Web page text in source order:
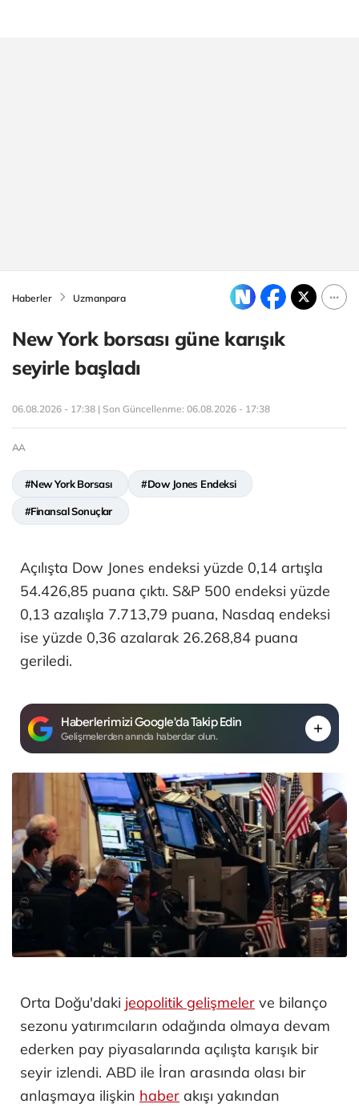
Haberler Uzmanpara
New York borsası güne karışık
seyirle başladı
06.08.2026 - 17:38 | Son Güncellenme: 06.08.2026 - 17:38
AA
#New York Borsası #Dow Jones Endeksi
#Finansal Sonuçlar
Açılışta Dow Jones endeksi yüzde 0,14 artışla
54.426,85 puana çıktı. S&P 500 endeksi yüzde
0,13 azalışla 7.713,79 puana, Nasdaq endeksi
ise yüzde 0,36 azalarak 26.268,84 puana
geriledi.
Haberlerimizi Google'da Takip Edin
Gelişmelerden anında haberdar olun.
Orta Doğu'daki jeopolitik gelişmeler ve bilanço
sezonu yatırımcıların odağında olmaya devam
ederken pay piyasalarında açılışta karışık bir
seyir izlendi. ABD ile İran arasında olası bir
anlaşmaya ilişkin haber akışı yakından